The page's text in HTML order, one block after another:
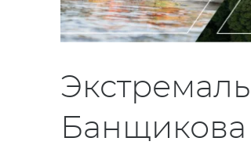
Банщикова